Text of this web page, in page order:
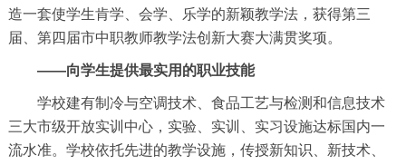
造一套使学生肯学、会学、乐学的新颖教学法，获得第三
届、第四届市中职教师教学法创新大赛大满贯奖项。
——向学生提供最实用的职业技能
学校建有制冷与空调技术、食品工艺与检测和信息技术
三大市级开放实训中心，实验、实训、实习设施达标国内一
流水准。学校依托先进的教学设施，传授新知识、新技术、